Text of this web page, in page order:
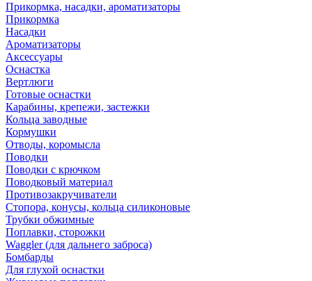
Прикормка, насадки, ароматизаторы
Прикормка
Насадки
Ароматизаторы
Аксессуары
Оснастка
Вертлюги
Готовые оснастки
Карабины, крепежи, застежки
Кольца заводные
Кормушки
Отводы, коромысла
Поводки
Поводки с крючком
Поводковый материал
Противозакручиватели
Стопора, конусы, кольца силиконовые
Трубки обжимные
Поплавки, сторожки
Waggler (для дальнего заброса)
Бомбарды
Для глухой оснастки